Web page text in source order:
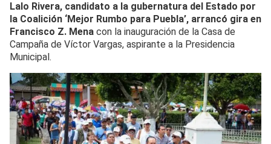
Lalo Rivera, candidato a la gubernatura del Estado por
la Coalición ‘Mejor Rumbo para Puebla’, arrancó gira en
Francisco Z. Mena con la inauguración de la Casa de
Campaña de Víctor Vargas, aspirante a la Presidencia
Municipal.